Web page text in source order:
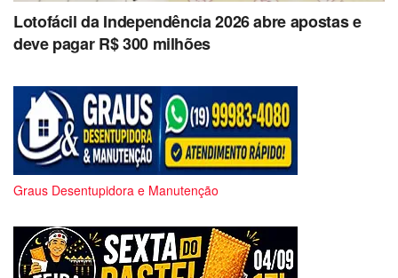
Lotofácil da Independência 2026 abre apostas e
deve pagar R$ 300 milhões
Graus Desentupidora e Manutenção